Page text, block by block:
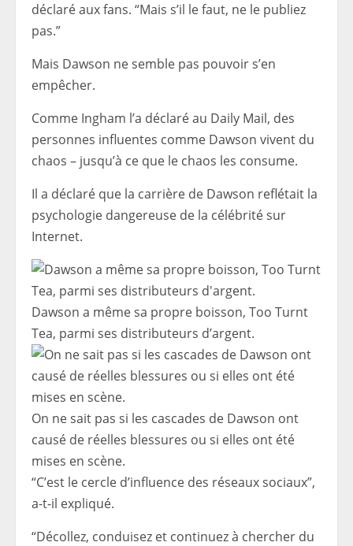
déclaré aux fans. “Mais s’il le faut, ne le publiez
pas.”
Mais Dawson ne semble pas pouvoir s’en
empêcher.
Comme Ingham l’a déclaré au Daily Mail, des
personnes influentes comme Dawson vivent du
chaos – jusqu’à ce que le chaos les consume.
Il a déclaré que la carrière de Dawson reflétait la
psychologie dangereuse de la célébrité sur
Internet.
Dawson a même sa propre boisson, Too Turnt
Tea, parmi ses distributeurs d’argent.
On ne sait pas si les cascades de Dawson ont
causé de réelles blessures ou si elles ont été
mises en scène.
“C’est le cercle d’influence des réseaux sociaux”,
a-t-il expliqué.
“Décollez, conduisez et continuez à chercher du